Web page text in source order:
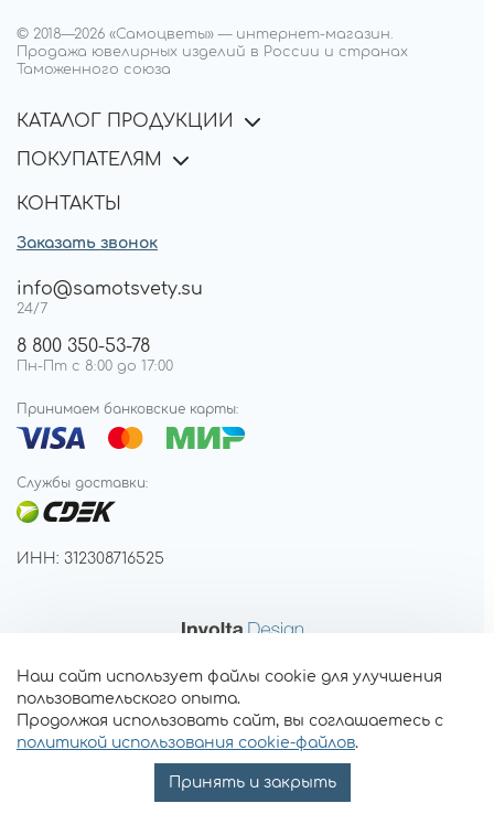
© 2018—2026 «Самоцветы» — интернет-магазин.
Продажа ювелирных изделий в России и странах
Таможенного союза
КАТАЛОГ ПРОДУКЦИИ
ПОКУПАТЕЛЯМ
КОНТАКТЫ
Заказать звонок
info@samotsvety.su
24/7
8 800 350-53-78
Пн-Пт с 8:00 до 17:00
Принимаем банковские карты:
Службы доставки:
ИНН: 312308716525
Наш сайт использует файлы cookie для улучшения
пользовательского опыта.
Продолжая использовать сайт, вы соглашаетесь с
политикой использования cookie-файлов.
Принять и закрыть